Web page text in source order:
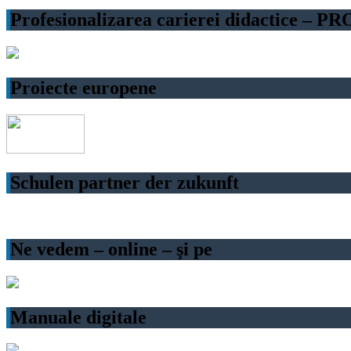
Profesionalizarea carierei didactice –
Proiecte europene
Schulen partner der zukunft
Ne vedem – online – şi pe
Manuale digitale